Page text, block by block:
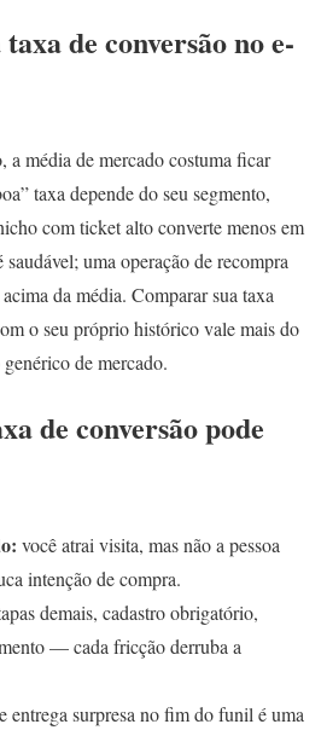
de conversão no e-
a média de mercado costuma ficar
taxa depende do seu segmento,
com ticket alto converte menos em
uma operação de recompra
da média. Comparar sua taxa
o seu próprio histórico vale mais do
de mercado.
de conversão pode
você atrai visita, mas não a pessoa
intenção de compra.
demais, cadastro obrigatório,
— cada fricção derruba a
entrega surpresa no fim do funil é uma